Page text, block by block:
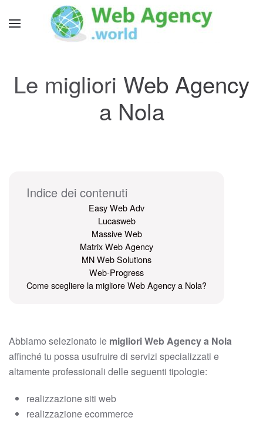
Le migliori Web Agency
a Nola
Indice dei contenuti
Easy Web Adv
Lucasweb
Massive Web
Matrix Web Agency
MN Web Solutions
Web-Progress
Come scegliere la migliore Web Agency a Nola?
Abbiamo selezionato le migliori Web Agency a Nola
affinché tu possa usufruire di servizi specializzati e
altamente professionali delle seguenti tipologie:
realizzazione siti web
realizzazione ecommerce